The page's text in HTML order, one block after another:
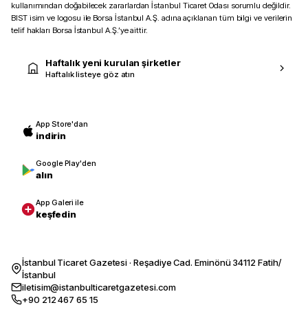
kullanımından doğabilecek zararlardan İstanbul Ticaret Odası sorumlu değildir.
BIST isim ve logosu ile Borsa İstanbul A.Ş. adına açıklanan tüm bilgi ve verilerin
telif hakları Borsa İstanbul A.Ş.’ye aittir.
Haftalık yeni kurulan şirketler
Haftalık listeye göz atın
App Store'dan
indirin
Google Play'den
alın
App Galeri ile
keşfedin
İstanbul Ticaret Gazetesi · Reşadiye Cad. Eminönü 34112 Fatih/
İstanbul
iletisim@istanbulticaretgazetesi.com
+90 212 467 65 15